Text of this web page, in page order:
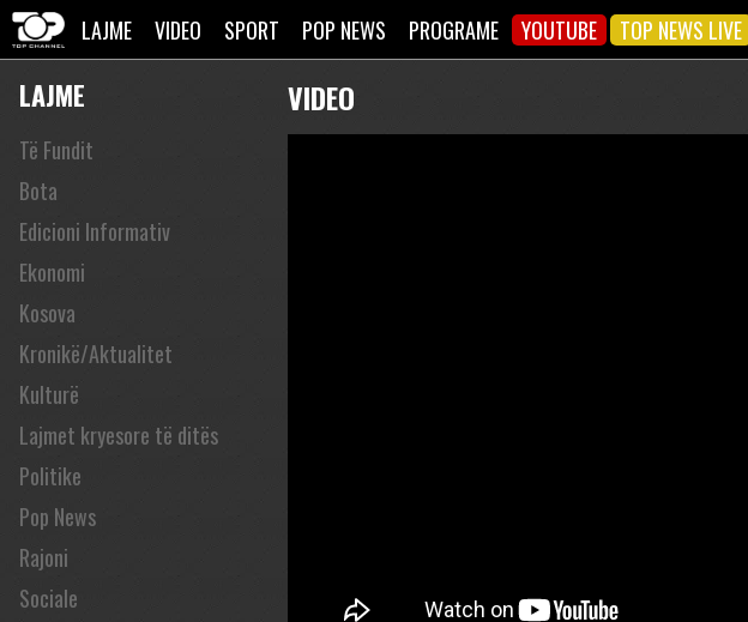
LAJME VIDEO SPORT POP NEWS PROGRAME YOUTUBE TOP NEWS LIVE
LAJME
Të Fundit
Bota
Edicioni Informativ
Ekonomi
Kosova
Kronikë/Aktualitet
Kulturë
Lajmet kryesore të ditës
Politike
Pop News
Rajoni
Sociale
VIDEO